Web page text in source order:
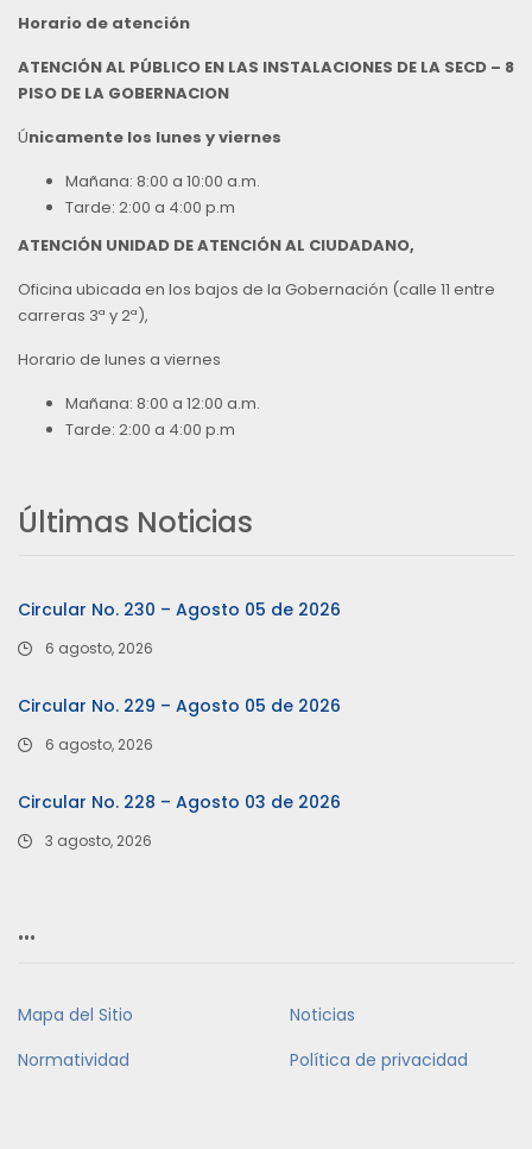
Horario de atención
ATENCIÓN AL PÚBLICO EN LAS INSTALACIONES DE LA SECD – 8
PISO DE LA GOBERNACION
Únicamente los lunes y viernes
Mañana: 8:00 a 10:00 a.m.
Tarde: 2:00 a 4:00 p.m
ATENCIÓN UNIDAD DE ATENCIÓN AL CIUDADANO,
Oficina ubicada en los bajos de la Gobernación (calle 11 entre
carreras 3ª y 2ª),
Horario de lunes a viernes
Mañana: 8:00 a 12:00 a.m.
Tarde: 2:00 a 4:00 p.m
Últimas Noticias
Circular No. 230 – Agosto 05 de 2026
6 agosto, 2026
Circular No. 229 – Agosto 05 de 2026
6 agosto, 2026
Circular No. 228 – Agosto 03 de 2026
3 agosto, 2026
…
Mapa del Sitio
Noticias
Normatividad
Política de privacidad